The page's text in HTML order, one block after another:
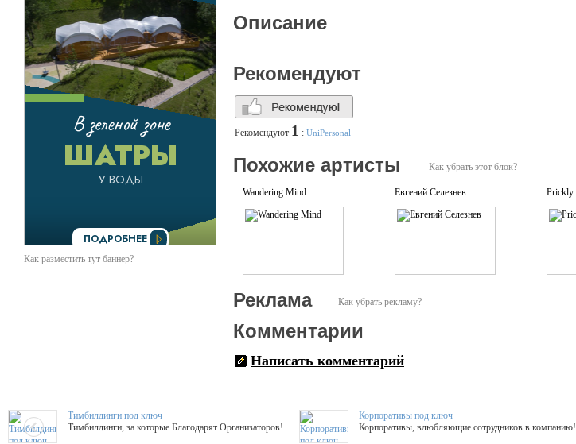
Как разместить тут баннер?
Описание
Рекомендуют
Рекомендуют 1 : UniPersonal
Как убрать этот блок?
Похожие артисты
Wandering Mind Евгений Селезнев Prickly
Как убрать рекламу?
Реклама
Комментарии
Написать комментарий
Тимбилдинги под ключ
Тимбилдинги, за которые Благодарят Организаторов!
Корпоративы под ключ
Корпоративы, влюбляющие сотрудников в компанию!